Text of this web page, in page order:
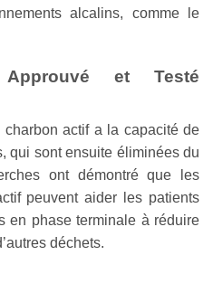
alcalins, comme le
et Testé
charbon actif a la capacité de
qui sont ensuite éliminées du
ont démontré que les
peuvent aider les patients
en phase terminale à réduire
déchets.